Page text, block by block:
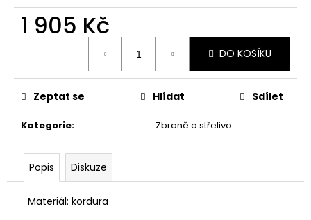
1 905 Kč
DO KOŠÍKU
Kategorie: Zbraně a střelivo
Zeptat se Hlídat Sdílet
Popis Diskuze
Materiál: kordura
u
e
m
e
R8
PLOCHÝ
ŠROUBOVÁK